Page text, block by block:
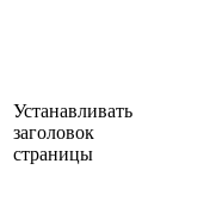
Устанавливать
заголовок
страницы